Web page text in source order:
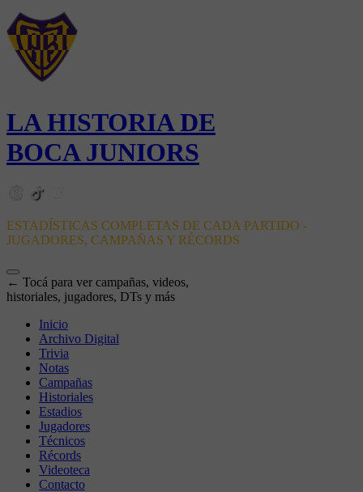
LA HISTORIA DE
BOCA JUNIORS
ESTADÍSTICAS COMPLETAS DE CADA PARTIDO -
JUGADORES, CAMPAÑAS Y RÉCORDS
← Tocá para ver campañas, videos,
historiales, jugadores, DTs y más
Inicio
Archivo Digital
Trivia
Notas
Campañas
Historiales
Estadios
Jugadores
Técnicos
Récords
Videoteca
Contacto